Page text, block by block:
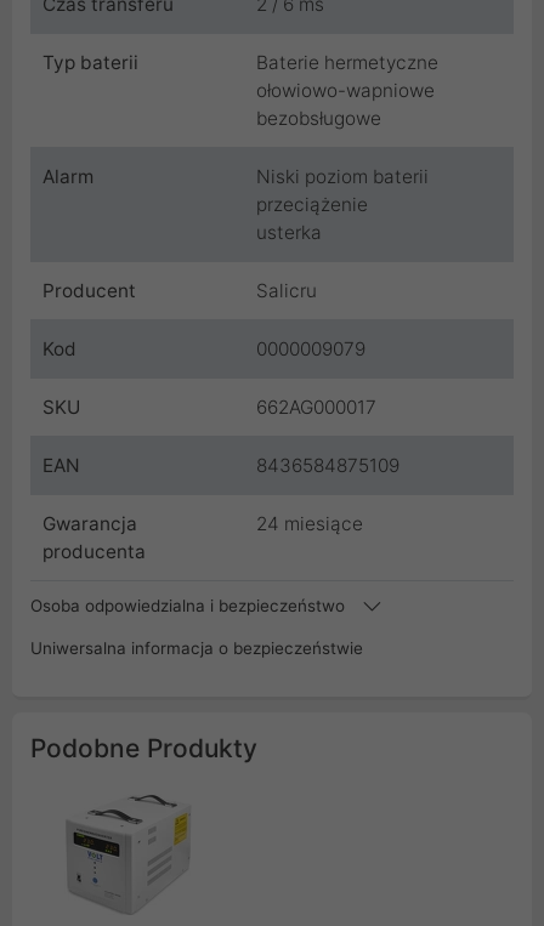
Typ baterii
Baterie hermetyczne
ołowiowo-wapniowe
bezobsługowe
Alarm
Niski poziom baterii
przeciążenie
usterka
Producent Salicru
Kod 0000009079
SKU 662AG000017
EAN 8436584875109
Gwarancja
producenta
24 miesiące
Osoba odpowiedzialna i bezpieczeństwo
Uniwersalna informacja o bezpieczeństwie
Podobne Produkty